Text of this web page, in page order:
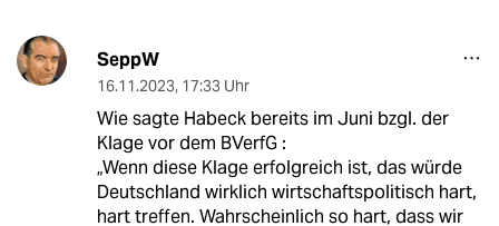
SeppW
16.11.2023, 17:33 Uhr
Wie sagte Habeck bereits im Juni bzgl. der
Klage vor dem BVerfG :
„Wenn diese Klage erfolgreich ist, das würde
Deutschland wirklich wirtschaftspolitisch hart,
hart treffen. Wahrscheinlich so hart, dass wir